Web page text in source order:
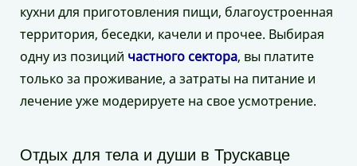
кухни для приготовления пищи, благоустроенная
территория, беседки, качели и прочее. Выбирая
одну из позиций частного сектора, вы платите
только за проживание, а затраты на питание и
лечение уже модерируете на свое усмотрение.
Отдых для тела и души в Трускавце